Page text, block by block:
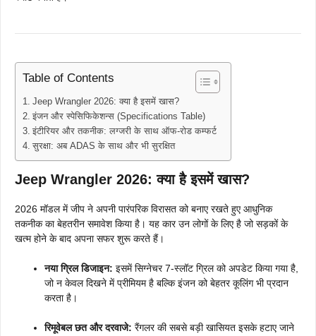
Table of Contents
Jeep Wrangler 2026: क्या है इसमें खास?
इंजन और स्पेसिफिकेशन्स (Specifications Table)
इंटीरियर और तकनीक: लग्जरी के साथ ऑफ-रोड कम्फर्ट
सुरक्षा: अब ADAS के साथ और भी सुरक्षित
Jeep Wrangler 2026: क्या है इसमें खास?
2026 मॉडल में जीप ने अपनी पारंपरिक विरासत को बनाए रखते हुए आधुनिक
तकनीक का बेहतरीन समावेश किया है। यह कार उन लोगों के लिए है जो सड़कों के
खत्म होने के बाद अपना सफर शुरू करते हैं।
नया ग्रिल डिजाइन: इसमें सिग्नेचर 7-स्लॉट ग्रिल को अपडेट किया गया है,
जो न केवल दिखने में प्रीमियम है बल्कि इंजन को बेहतर कूलिंग भी प्रदान
करता है।
रिमूवेबल छत और दरवाजे: रैंगलर की सबसे बड़ी खासियत इसके हटाए जाने